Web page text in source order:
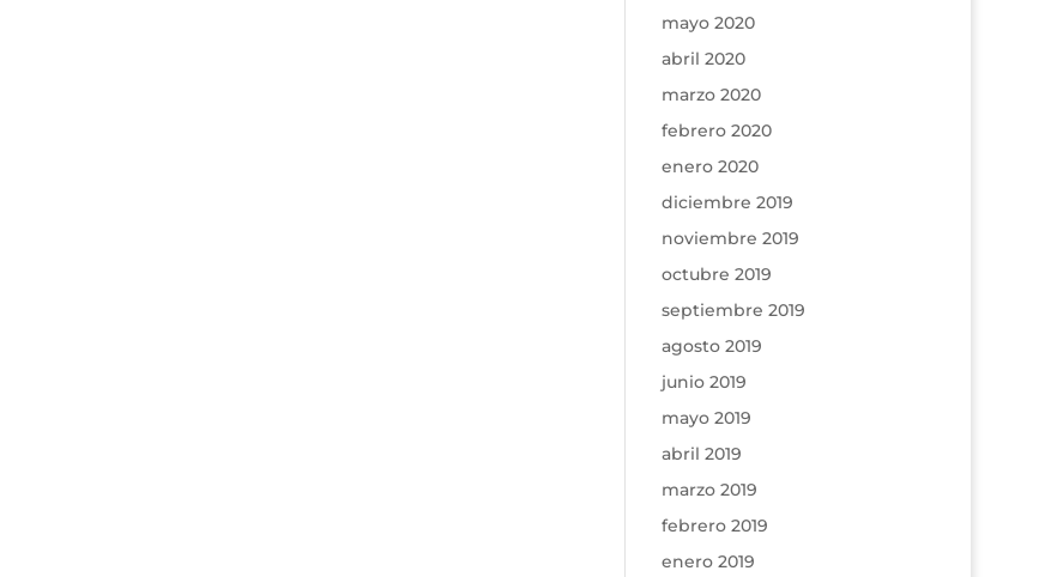
mayo 2020
abril 2020
marzo 2020
febrero 2020
enero 2020
diciembre 2019
noviembre 2019
octubre 2019
septiembre 2019
agosto 2019
junio 2019
mayo 2019
abril 2019
marzo 2019
febrero 2019
enero 2019